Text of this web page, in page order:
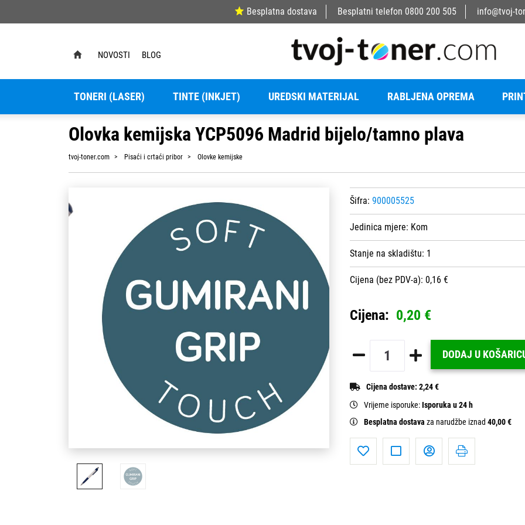
Besplatna dostava Besplatni telefon 0800 200 505 info@tvoj-
NOVOSTI BLOG
TONERI (LASER) TINTE (INKJET) UREDSKI MATERIJAL RABLJENA OPREMA
Olovka kemijska YCP5096 Madrid bijelo/tamno plava
tvoj-toner.com Pisaći i crtaći pribor Olovke kemijske
Šifra: 900005525
Jedinica mjere: Kom
Stanje na skladištu: 1
Cijena (bez PDV-a): 0,16 €
Cijena: 0,20 €
DODAJ U
Cijena dostave: 2,24 €
Vrijeme isporuke:Isporuka u 24 h
Besplatna dostava za narudžbe iznad 40,00 €